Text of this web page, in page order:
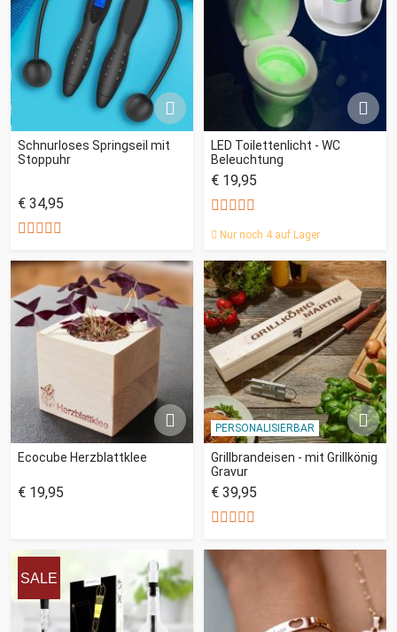
Schnurloses Springseil mit
Stoppuhr
€ 34,95
LED Toilettenlicht - WC
Beleuchtung
€ 19,95
Nur noch 4 auf Lager
Ecocube Herzblattklee
€ 19,95
PERSONALISIERBAR
Grillbrandeisen - mit Grillkönig
Gravur
€ 39,95
SALE